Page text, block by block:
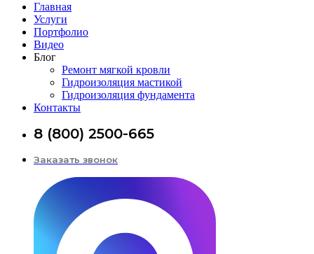
Главная
Услуги
Портфолио
Видео
Блог
Ремонт мягкой кровли
Гидроизоляция мастикой
Гидроизоляция фундамента
Контакты
8 (800) 2500-665
Заказать звонок